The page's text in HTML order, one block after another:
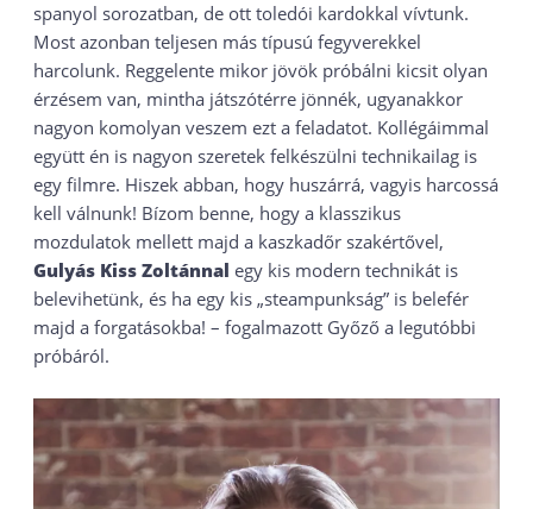
spanyol sorozatban, de ott toledói kardokkal vívtunk.
Most azonban teljesen más típusú fegyverekkel
harcolunk. Reggelente mikor jövök próbálni kicsit olyan
érzésem van, mintha játszótérre jönnék, ugyanakkor
nagyon komolyan veszem ezt a feladatot. Kollégáimmal
együtt én is nagyon szeretek felkészülni technikailag is
egy filmre. Hiszek abban, hogy huszárrá, vagyis harcossá
kell válnunk! Bízom benne, hogy a klasszikus
mozdulatok mellett majd a kaszkadőr szakértővel,
Gulyás Kiss Zoltánnal egy kis modern technikát is
belevihetünk, és ha egy kis „steampunkság” is belefér
majd a forgatásokba! – fogalmazott Győző a legutóbbi
próbáról.